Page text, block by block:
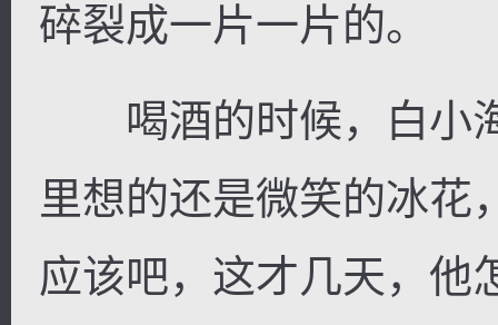
碎裂成一片一片的。
喝酒的时候，白小
里想的还是微笑的冰花
应该吧，这才几天，他